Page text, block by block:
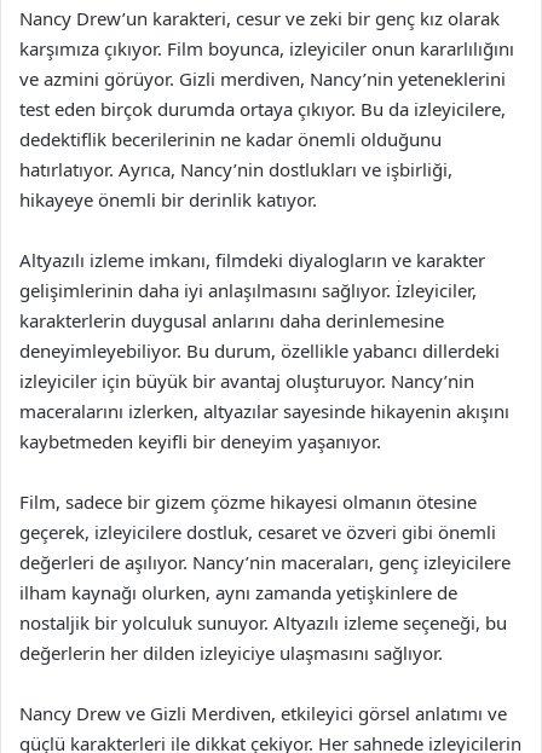
Nancy Drew’un karakteri, cesur ve zeki bir genç kız olarak
karşımıza çıkıyor. Film boyunca, izleyiciler onun kararlılığını
ve azmini görüyor. Gizli merdiven, Nancy’nin yeteneklerini
test eden birçok durumda ortaya çıkıyor. Bu da izleyicilere,
dedektiflik becerilerinin ne kadar önemli olduğunu
hatırlatıyor. Ayrıca, Nancy’nin dostlukları ve işbirliği,
hikayeye önemli bir derinlik katıyor.
Altyazılı izleme imkanı, filmdeki diyalogların ve karakter
gelişimlerinin daha iyi anlaşılmasını sağlıyor. İzleyiciler,
karakterlerin duygusal anlarını daha derinlemesine
deneyimleyebiliyor. Bu durum, özellikle yabancı dillerdeki
izleyiciler için büyük bir avantaj oluşturuyor. Nancy’nin
maceralarını izlerken, altyazılar sayesinde hikayenin akışını
kaybetmeden keyifli bir deneyim yaşanıyor.
Film, sadece bir gizem çözme hikayesi olmanın ötesine
geçerek, izleyicilere dostluk, cesaret ve özveri gibi önemli
değerleri de aşılıyor. Nancy’nin maceraları, genç izleyicilere
ilham kaynağı olurken, aynı zamanda yetişkinlere de
nostaljik bir yolculuk sunuyor. Altyazılı izleme seçeneği, bu
değerlerin her dilden izleyiciye ulaşmasını sağlıyor.
Nancy Drew ve Gizli Merdiven, etkileyici görsel anlatımı ve
güçlü karakterleri ile dikkat çekiyor. Her sahnede izleyicilerin